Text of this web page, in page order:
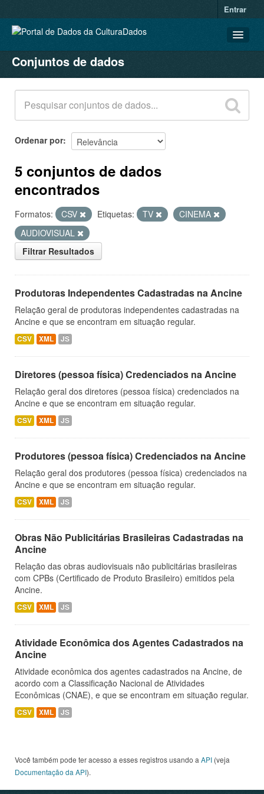
Entrar
CONJUNTOS DE DADOS
ORGANIZAÇÕES
GRUPOS
SOBRE
Conjuntos de dados
Ordenar por
5 conjuntos de dados
encontrados
Formatos: CSV Etiquetas: TV
CINEMA
AUDIOVISUAL
Filtrar Resultados
Produtoras Independentes Cadastradas na Ancine
Relação geral de produtoras independentes cadastradas na
Ancine e que se encontram em situação regular.
CSV XML JS
Diretores (pessoa física) Credenciados na Ancine
Relação geral dos diretores (pessoa física) credenciados na
Ancine e que se encontram em situação regular.
CSV XML JS
Produtores (pessoa física) Credenciados na Ancine
Relação geral dos produtores (pessoa física) credenciados na
Ancine e que se encontram em situação regular.
CSV XML JS
Obras Não Publicitárias Brasileiras Cadastradas na
Ancine
Relação das obras audiovisuais não publicitárias brasileiras
com CPBs (Certificado de Produto Brasileiro) emitidos pela
Ancine.
CSV XML JS
Atividade Econômica dos Agentes Cadastrados na
Ancine
Atividade econômica dos agentes cadastrados na Ancine, de
acordo com a Classificação Nacional de Atividades
Econômicas (CNAE), e que se encontram em situação regular.
CSV XML JS
Você também pode ter acesso a esses registros usando a API (veja
Documentação da API).